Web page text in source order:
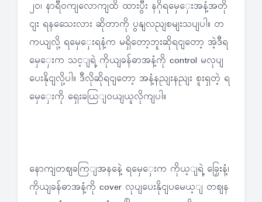
၂၀၊ နာရီဝကျလောကျထိ ထားပွီး နဂိုရမှေှေးအနံ့အတို
ငျး ရနသေေးလား ဆိုတာကို ပွနျလညျစမျးသပျပါ။ တ
ကယျလို့ ရမှေှေးရနံ့က မရှိတော့ဘူးဆိုရငျတော့ အဲ့ဒီရ
မှေှေးက သင့ျရဲ့ ကိုယျခန်ဓာအနံ့ကို control မလုပျ
ပေးနိုငျလို့ပါ။ ဒီလိုဆိုရငျတော့ အနံ့နညျးနညျး စူးရှတဲ့ ရ
မှေှေးကို ရှေးခယြျဝယျယူလိုကျပါ။
နောကျတဈခကြျအနနေဲ့ ရမှေှေးက ကိုယ့ျရဲ့ ခြှေးနံ့၊
ကိုယျခန်ဓာအနံ့ကို cover လုပျပေးနိုငျပမေယ့ျ တဈန